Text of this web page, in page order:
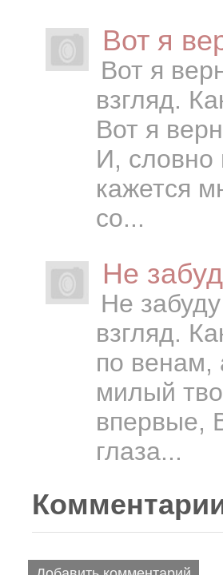
Вот я
Вот я
взгляд.
Вот я
И, словно
кажется
со...
Не
Не
взгляд.
по венам,
милый
впервые,
глаза...